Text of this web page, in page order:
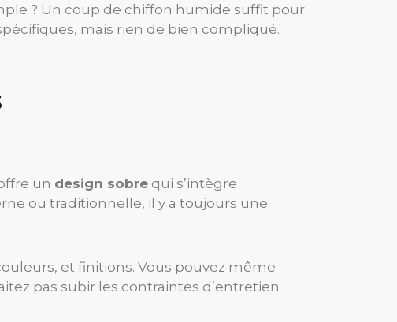
? Un coup de chiffon humide suffit pour
mais rien de bien compliqué.
un design sobre qui s’intègre
ou traditionnelle, il y a toujours une
et finitions. Vous pouvez même
pas subir les contraintes d’entretien